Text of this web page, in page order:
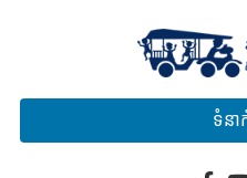
ទំន